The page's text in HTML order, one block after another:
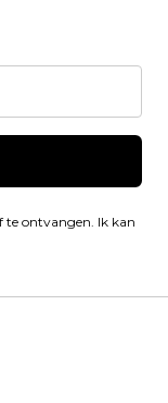
te ontvangen. Ik kan